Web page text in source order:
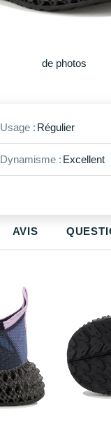
AVIS
Usage : Régulier
Dynamisme : Excellent
Plus
de photos